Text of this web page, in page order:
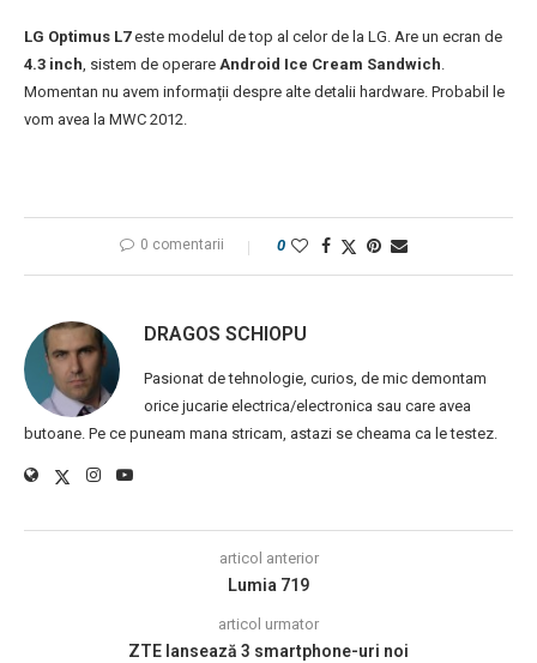
LG Optimus L7este modelul de top al celor de la LG. Are un ecran de
4.3 inch, sistem de operare Android Ice Cream Sandwich.
Momentan nu avem informații despre alte detalii hardware. Probabil le
vom avea la MWC 2012.
0 comentarii 0
DRAGOS SCHIOPU
Pasionat de tehnologie, curios, de mic demontam
orice jucarie electrica/electronica sau care avea
butoane. Pe ce puneam mana stricam, astazi se cheama ca le testez.
articol anterior
Lumia 719
articol urmator
ZTE lansează 3 smartphone-uri noi